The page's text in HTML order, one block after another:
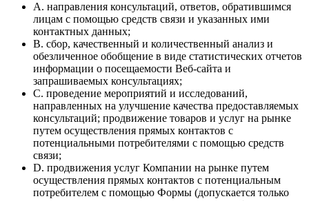
A. направления консультаций, ответов, обратившимся
лицам с помощью средств связи и указанных ими
контактных данных;
B. сбор, качественный и количественный анализ и
обезличенное обобщение в виде статистических отчетов
информации о посещаемости Веб-сайта и
запрашиваемых консультациях;
C. проведение мероприятий и исследований,
направленных на улучшение качества предоставляемых
консультаций; продвижение товаров и услуг на рынке
путем осуществления прямых контактов с
потенциальными потребителями с помощью средств
связи;
D. продвижения услуг Компании на рынке путем
осуществления прямых контактов с потенциальным
потребителем с помощью Формы (допускается только